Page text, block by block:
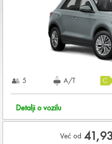
DEPOZIT NA
960,00 EUR+ iznosa
5 A/T
Detalji o vozilu
Već od